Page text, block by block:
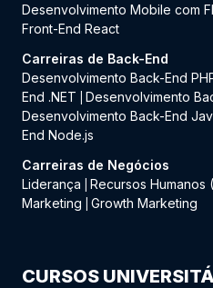
Desenvolvimento Mobile com
Front-End React
Carreiras de Back-End
Desenvolvimento Back-End
End .NET
Desenvolvimento
Desenvolvimento Back-End
End Node.js
Carreiras de Negócios
Liderança
Recursos Humanos
Marketing
Growth Marketing
CURSOS